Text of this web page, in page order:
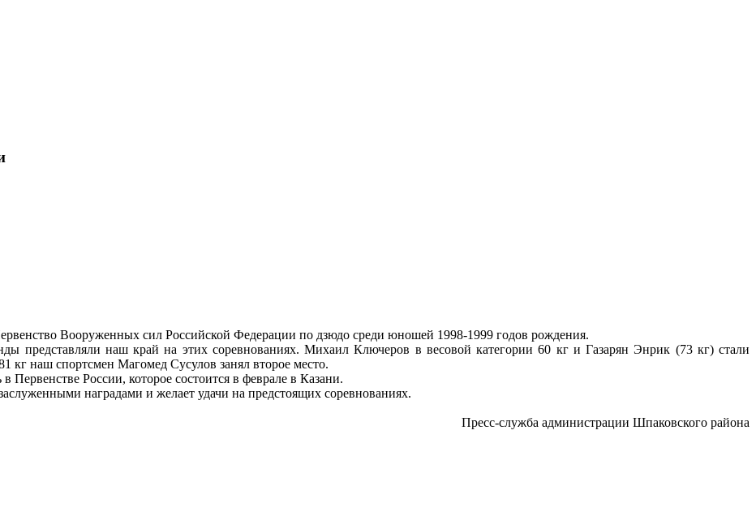
Вооруженных сил Российской Федерации по дзюдо среди юношей 1998-1999 годов рождения.
представляли наш край на этих соревнованиях. Михаил Ключеров в весовой категории 60 кг и Газарян Энрик (73 кг) стали
кг наш спортсмен Магомед Сусулов занял второе место.
Первенстве России, которое состоится в феврале в Казани.
наградами и желает удачи на предстоящих соревнованиях.
Пресс-служба администрации Шпаковского района